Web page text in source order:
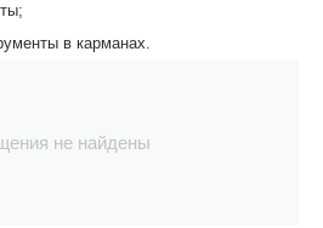
в карманах.
не найдены